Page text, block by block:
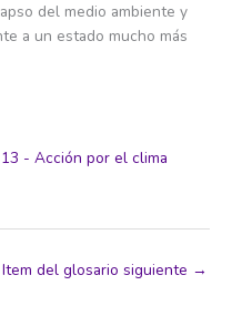
del medio ambiente y
a un estado mucho más
- Acción por el clima
Item del glosario siguiente →